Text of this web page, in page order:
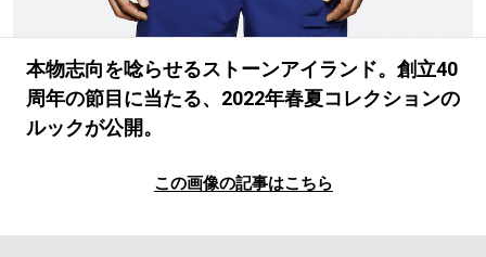
本物志向を唸らせるストーンアイランド。創立40
周年の節目に当たる、2022年春夏コレクションの
ルックが公開。
この画像の記事はこちら